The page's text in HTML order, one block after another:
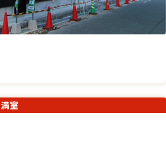
満室